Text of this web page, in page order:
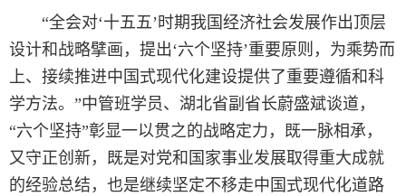
“全会对‘十五五’时期我国经济社会发展作出顶层
设计和战略擘画，提出‘六个坚持’重要原则，为乘势而
上、接续推进中国式现代化建设提供了重要遵循和科
学方法。”中管班学员、湖北省副省长蔚盛斌谈道，
“六个坚持”彰显一以贯之的战略定力，既一脉相承，
又守正创新，既是对党和国家事业发展取得重大成就
的经验总结，也是继续坚定不移走中国式现代化道路